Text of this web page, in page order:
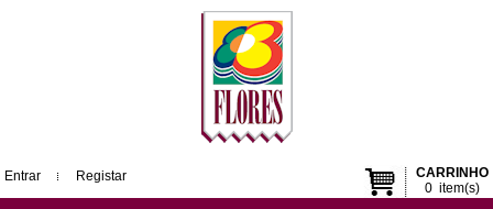
CARRINHO
0item(s)
Entrar Registar